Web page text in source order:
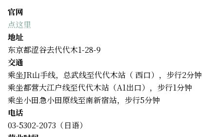
官网
点这里
地址
东京都涩谷去代代木1-28-9
交通
乘坐JR山手线，总武线至代代木站（ 西口），步行2分钟
乘坐都营大江户线至代代木站（A1出口），步行1分钟
乘坐小田急小田原线至南新宿站，步行5分钟
电话
03-5302-2073（日语）